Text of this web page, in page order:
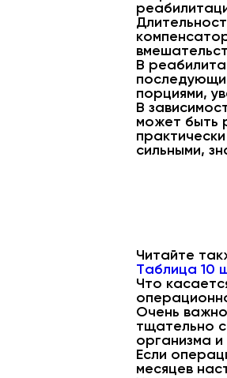
В
порциями,
В
может быть
сильными,
Читайте
Таблица 10
Что
Очень
тщательно
организма
Если
месяцев